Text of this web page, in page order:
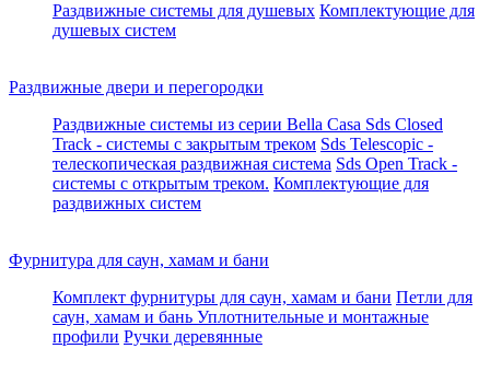
Раздвижные системы для душевых Комплектующие для
душевых систем
Раздвижные двери и перегородки
Раздвижные системы из серии Bella Casa Sds Closed
Track - системы с закрытым треком Sds Telescopic -
телескопическая раздвижная система Sds Open Track -
системы с открытым треком. Комплектующие для
раздвижных систем
Фурнитура для саун, хамам и бани
Комплект фурнитуры для саун, хамам и бани Петли для
саун, хамам и бань Уплотнительные и монтажные
профили Ручки деревянные